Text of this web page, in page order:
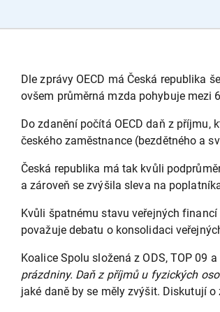
Dle zprávy OECD má Česká republika
ovšem průměrná mzda pohybuje mezi
Do zdanění počítá OECD daň z příjmu,
českého zaměstnance (bezdětného a
Česká republika má tak kvůli
a zároveň se zvýšila sleva na
Kvůli špatnému stavu veřejných
považuje debatu o konsolidaci
Koalice Spolu složená z ODS, TOP 09
prázdniny. Daň z příjmů u fyzických
jaké daně by se měly zvýšit. Diskutují